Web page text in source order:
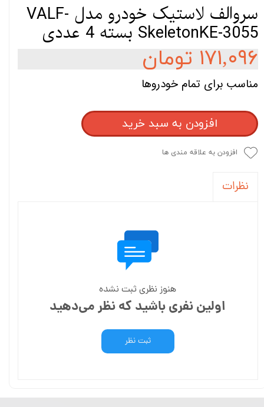
سروالف لاستیک خودرو مدل VALF-
SkeletonKE-3055 بسته 4 عددی
۱۷۱,۰۹۶ تومان
مناسب برای تمام خودروها
افزودن به سبد خرید
افزودن به علاقه مندی ها
نظرات
هنوز نظری ثبت نشده
اولین نفری باشید که نظر می‌دهید
ثبت نظر